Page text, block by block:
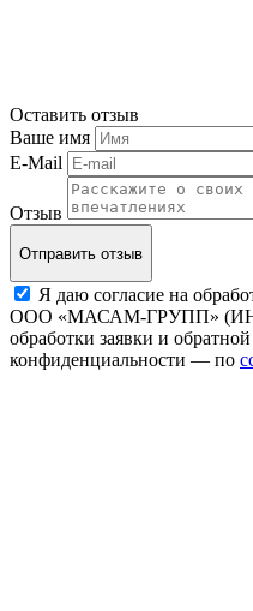
Оставить отзыв
Ваше имя
E-Mail
Отзыв
Отправить отзыв
Я даю согласие на
ООО «МАСАМ-ГРУПП» (ИНН
обработки заявки и
конфиденциальности — по